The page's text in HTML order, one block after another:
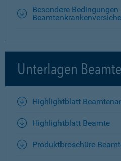
Besondere Bedingungen
Unterlagen Beamte
Highlightblatt
Highlightblatt Beamte
Produktbroschüre